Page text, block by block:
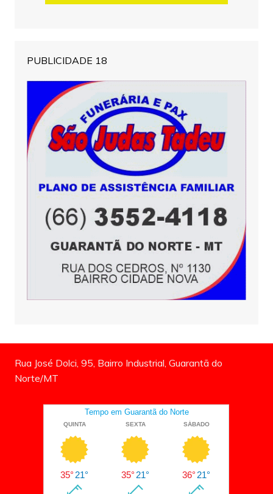
PUBLICIDADE 18
Rua José Dolci, 95, Bairro Industrial, Guarantã do
Norte/MT